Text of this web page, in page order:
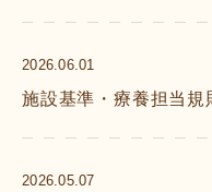
2026.06.01
施設基準・療養担当規
2026.05.07